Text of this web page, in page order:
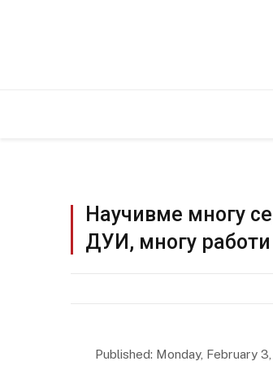
Научивме многу
ДУИ, многу работи
Published: Monday, February